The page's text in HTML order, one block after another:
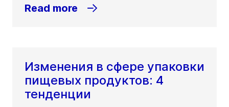
Read more
Изменения в сфере упаковки
пищевых продуктов: 4
тенденции